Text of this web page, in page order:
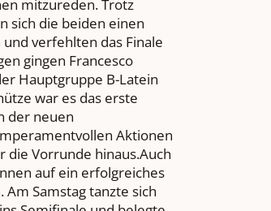
mitzureden. Trotz
sich die beiden einen
verfehlten das Finale
gingen Francesco
Hauptgruppe B-Latein
war es das erste
der neuen
Aktionen
die Vorrunde hinaus.Auch
auf ein erfolgreiches
Samstag tanzte sich